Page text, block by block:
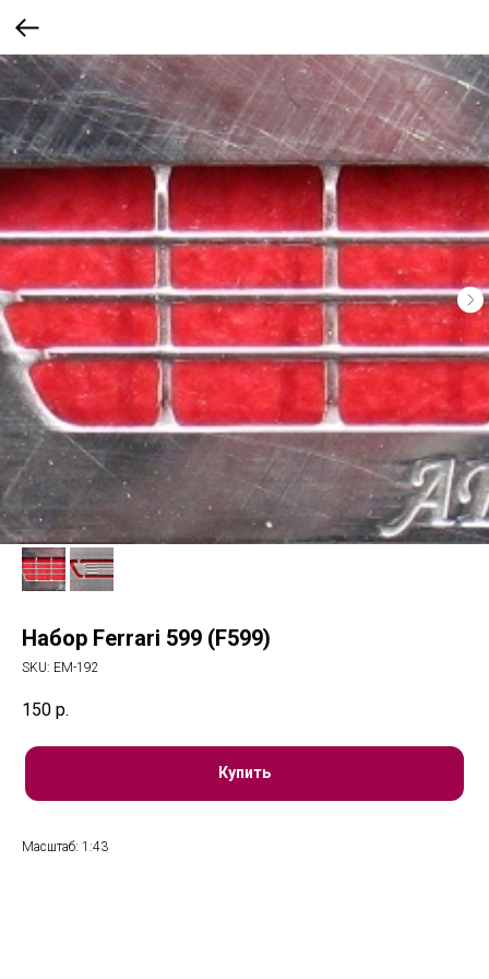
Набор Ferrari 599 (F599)
SKU: ЕМ-192
150 р.
Купить
Масштаб: 1:43